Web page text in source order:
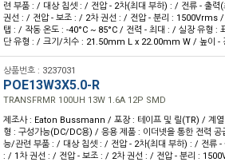
련 부품 : / 대상 칩셋 : / 전압 - 2차(최대 부하) : / 전류 - 출
권선 : / 전압 - 보조 : / 2차 권선 : / 전압 - 분리 : 1500Vrms
탭 : / 작동 온도 : -40°C ~ 85°C / 전력 - 최대 : / 실장 유형 :
단 유형 : / 크기/치수 : 21.50mm L x 22.00mm W / 높이 -
상품번호 : 3237031
POE13W3X5.0-R
TRANSFRMR 100UH 13W 1.6A 12P SMD
제조사 : Eaton Bussmann / 포장 : 테이프 및 릴(TR) / 계
형 : 구성가능(DC/DC용) / 응용 제품 : 이더넷을 통한 전력
능/관련 부품 : / 대상 칩셋 : / 전압 - 2차(최대 부하) : / 전류
: / 1차 권선 : / 전압 - 보조 : / 2차 권선 : / 전압 - 분리 :